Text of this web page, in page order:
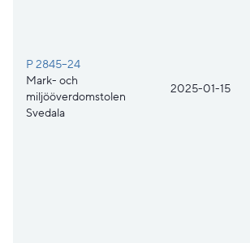
P 2845–24
Mark- och
miljööverdomstolen
Svedala
2025-01-15